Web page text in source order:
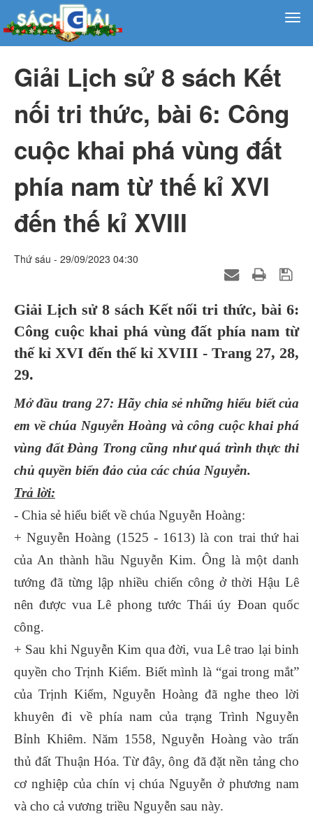
Giải Lịch sử 8 sách Kết
nối tri thức, bài 6: Công
cuộc khai phá vùng đất
phía nam từ thế kỉ XVI
đến thế kỉ XVIII
Thứ sáu - 29/09/2023 04:30
Giải Lịch sử 8 sách Kết nối tri thức, bài 6:
Công cuộc khai phá vùng đất phía nam từ
thế kỉ XVI đến thế kỉ XVIII - Trang 27, 28,
29.
Mở đầu trang 27: Hãy chia sẻ những hiểu biết của
em về chúa Nguyễn Hoàng và công cuộc khai phá
vùng đất Đàng Trong cũng như quá trình thực thi
chủ quyền biển đảo của các chúa Nguyễn.
Trả lời:
- Chia sẻ hiểu biết về chúa Nguyễn Hoàng:
+ Nguyễn Hoàng (1525 - 1613) là con trai thứ hai
của An thành hầu Nguyễn Kim. Ông là một danh
tướng đã từng lập nhiều chiến công ở thời Hậu Lê
nên được vua Lê phong tước Thái úy Đoan quốc
công.
+ Sau khi Nguyễn Kim qua đời, vua Lê trao lại binh
quyền cho Trịnh Kiểm. Biết mình là “gai trong mắt”
của Trịnh Kiểm, Nguyễn Hoàng đã nghe theo lời
khuyên đi về phía nam của trạng Trình Nguyễn
Bỉnh Khiêm. Năm 1558, Nguyễn Hoàng vào trấn
thủ đất Thuận Hóa. Từ đây, ông đã đặt nền tảng cho
cơ nghiệp của chín vị chúa Nguyễn ở phương nam
và cho cả vương triều Nguyễn sau này.